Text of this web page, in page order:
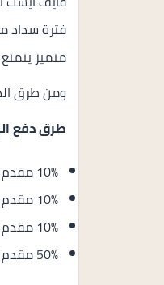
فترة سداد
متميز يتمتع
ومن طرق الدفع
طرق دفع الوحدات
10% مقدم ودفع 5% بعد سنة 5% بعد سنتين وتقسيط الباقي على 8 سنوات فقط.
10% مقدم ودفع 5% بعد سنة كما يتم تقسيط الباقي من المبلغ على 7 سنوات بالتساوي.
10% مقدم حجز و أيضا يتم تقسيط الباقي من المبلغ على 6 سنوات بالتساوي.
50% مقدم تعاقد كما يتم تقسيط المتبقي من سعر الوحدة على سنة.